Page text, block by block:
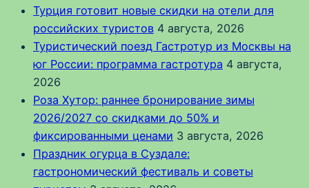
Турция готовит новые скидки на отели для
российских туристов 4 августа, 2026
Туристический поезд Гастротур из Москвы на
юг России: программа гастротура 4 августа,
2026
Роза Хутор: раннее бронирование зимы
2026/2027 со скидками до 50% и
фиксированными ценами 3 августа, 2026
Праздник огурца в Суздале:
гастрономический фестиваль и советы